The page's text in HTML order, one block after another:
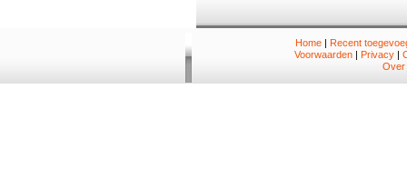
Home| Recent
Voorwaarden | Privacy |
Over